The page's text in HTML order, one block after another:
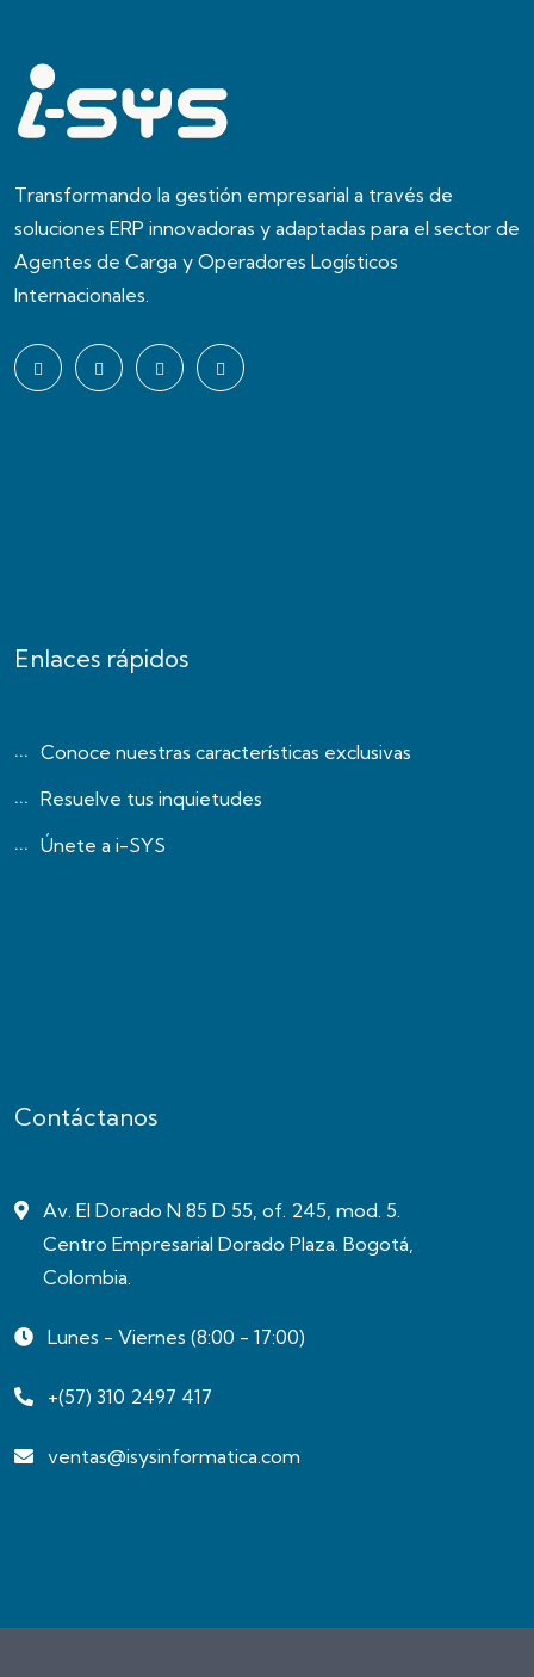
Transformando la gestión empresarial a través de
soluciones ERP innovadoras y adaptadas para el sector de
Agentes de Carga y Operadores Logísticos
Internacionales.
Enlaces rápidos
Conoce nuestras características exclusivas
Resuelve tus inquietudes
Únete a i-SYS
Contáctanos
Av. El Dorado N 85 D 55, of. 245, mod. 5.
Centro Empresarial Dorado Plaza. Bogotá,
Colombia.
Lunes - Viernes (8:00 - 17:00)
+(57) 310 2497 417
ventas@isysinformatica.com